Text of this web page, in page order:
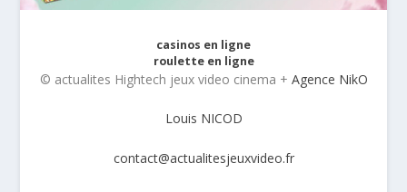
casinos en ligne
roulette en ligne
© actualites Hightech jeux video cinema + Agence NikO
Louis NICOD
contact@actualitesjeuxvideo.fr